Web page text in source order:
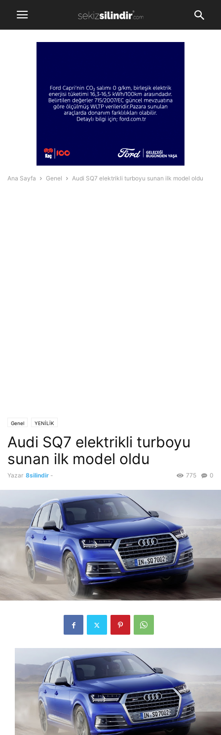
Ana Sayfa Genel Audi SQ7 elektrikli turboyu sunan ilk model oldu
Genel YENİLİK
Audi SQ7 elektrikli turboyu
sunan ilk model oldu
Yazar 8silindir - 0
775